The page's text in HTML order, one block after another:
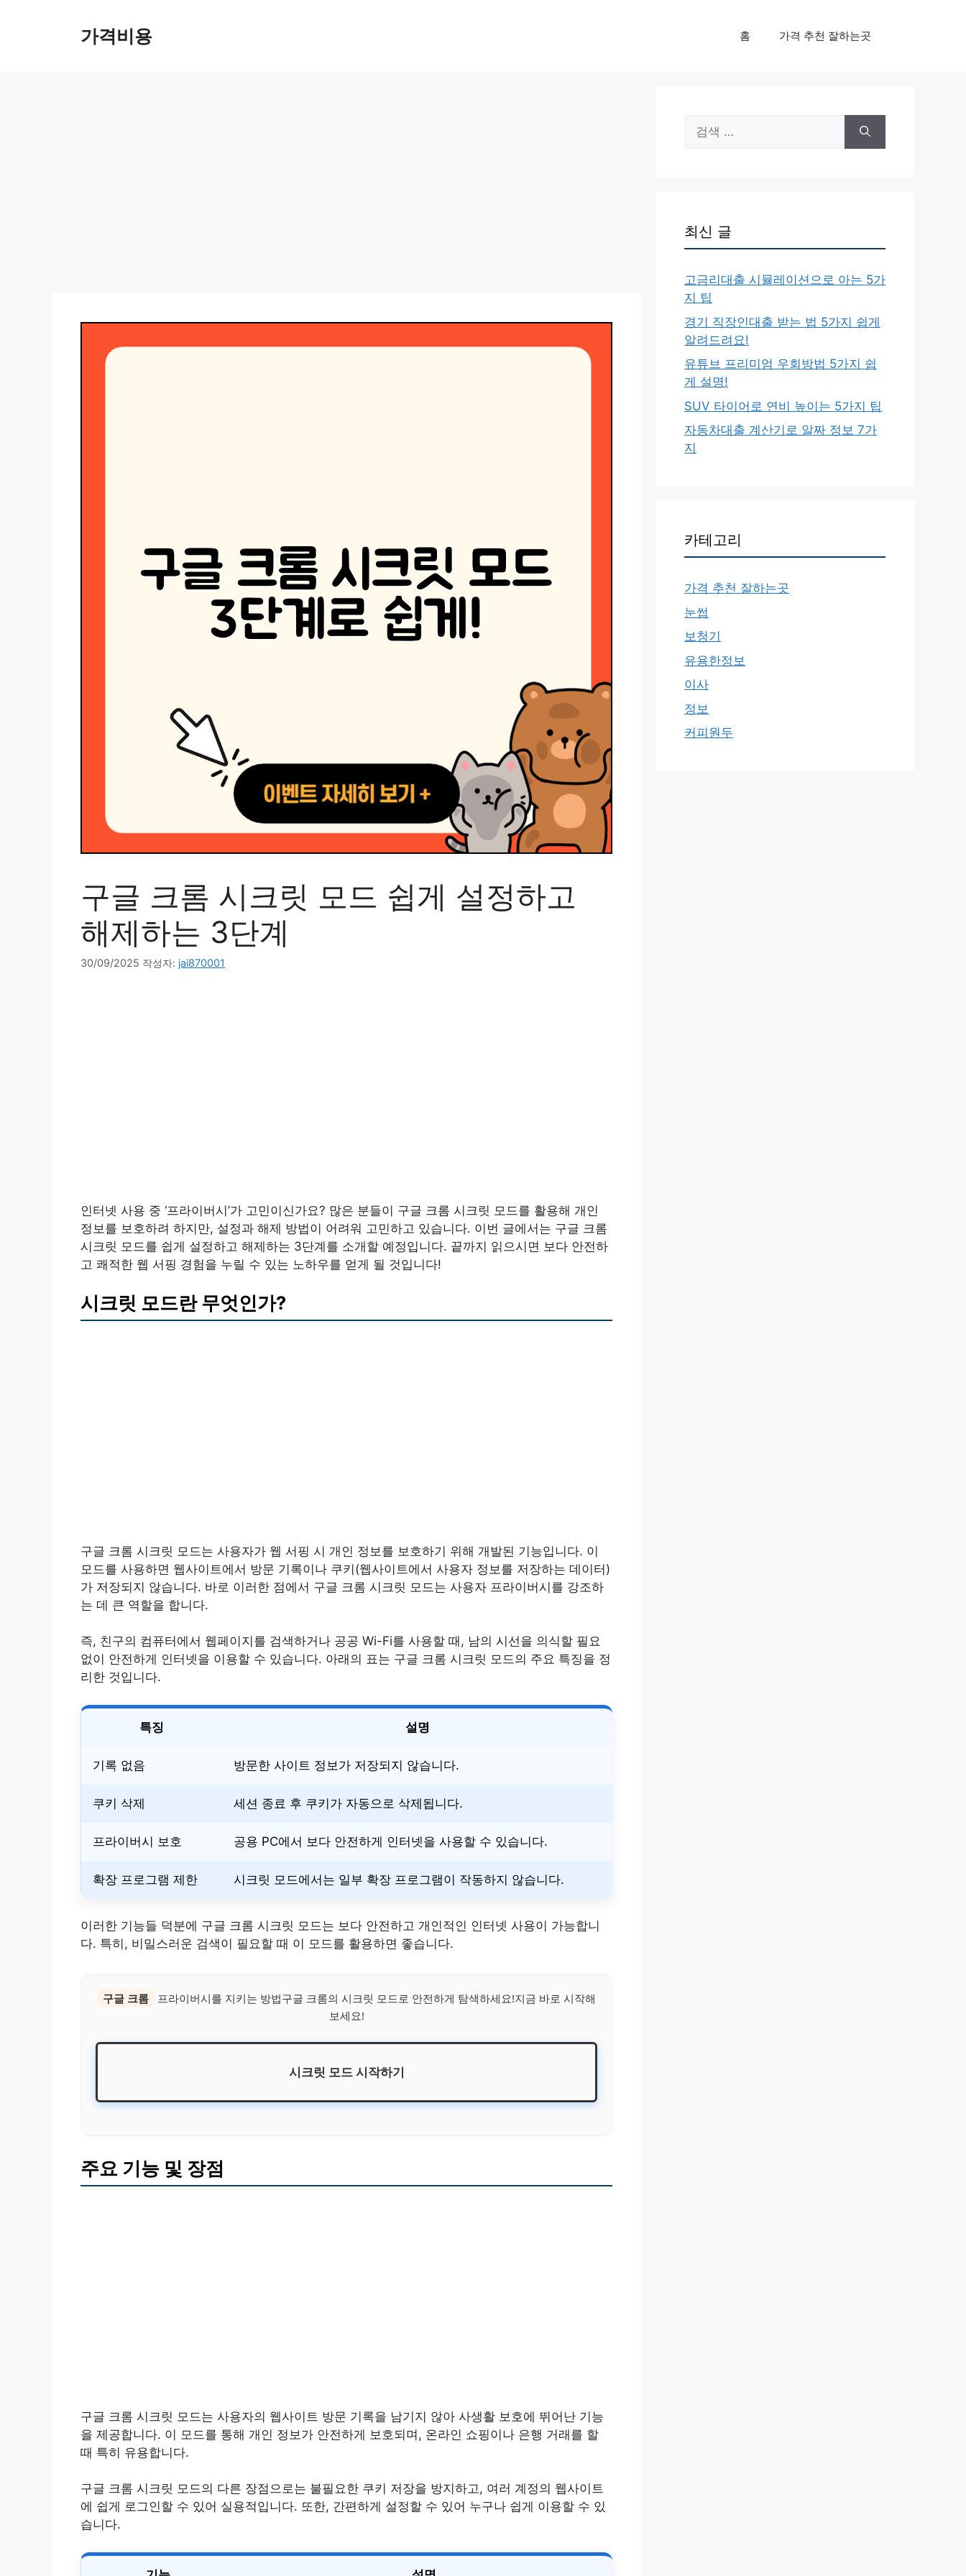
가격비용 홈 가격 추천 잘하는곳
구글 크롬 시크릿 모드 쉽게 설정하고
해제하는 3단계
30/09/2025 작성자: jai870001
인터넷 사용 중 ‘프라이버시’가 고민이신가요? 많은 분들이 구글 크롬 시크릿 모드를 활용해 개인
정보를 보호하려 하지만, 설정과 해제 방법이 어려워 고민하고 있습니다. 이번 글에서는 구글 크롬
시크릿 모드를 쉽게 설정하고 해제하는 3단계를 소개할 예정입니다. 끝까지 읽으시면 보다 안전하
고 쾌적한 웹 서핑 경험을 누릴 수 있는 노하우를 얻게 될 것입니다!
시크릿 모드란 무엇인가?
구글 크롬 시크릿 모드는 사용자가 웹 서핑 시 개인 정보를 보호하기 위해 개발된 기능입니다. 이
모드를 사용하면 웹사이트에서 방문 기록이나 쿠키(웹사이트에서 사용자 정보를 저장하는 데이터)
가 저장되지 않습니다. 바로 이러한 점에서 구글 크롬 시크릿 모드는 사용자 프라이버시를 강조하
는 데 큰 역할을 합니다.
즉, 친구의 컴퓨터에서 웹페이지를 검색하거나 공공 Wi-Fi를 사용할 때, 남의 시선을 의식할 필요
없이 안전하게 인터넷을 이용할 수 있습니다. 아래의 표는 구글 크롬 시크릿 모드의 주요 특징을 정
리한 것입니다.
특징 설명
기록 없음 방문한 사이트 정보가 저장되지 않습니다.
쿠키 삭제 세션 종료 후 쿠키가 자동으로 삭제됩니다.
프라이버시 보호 공용 PC에서 보다 안전하게 인터넷을 사용할 수 있습니다.
확장 프로그램 제한 시크릿 모드에서는 일부 확장 프로그램이 작동하지 않습니다.
이러한 기능들 덕분에 구글 크롬 시크릿 모드는 보다 안전하고 개인적인 인터넷 사용이 가능합니
다. 특히, 비밀스러운 검색이 필요할 때 이 모드를 활용하면 좋습니다.
구글 크롬
프라이버시를 지키는 방법구글 크롬의 시크릿 모드로 안전하게 탐색하세요!지금 바로 시작해
보세요!
시크릿 모드 시작하기
주요 기능 및 장점
구글 크롬 시크릿 모드는 사용자의 웹사이트 방문 기록을 남기지 않아 사생활 보호에 뛰어난 기능
을 제공합니다. 이 모드를 통해 개인 정보가 안전하게 보호되며, 온라인 쇼핑이나 은행 거래를 할
때 특히 유용합니다.
구글 크롬 시크릿 모드의 다른 장점으로는 불필요한 쿠키 저장을 방지하고, 여러 계정의 웹사이트
에 쉽게 로그인할 수 있어 실용적입니다. 또한, 간편하게 설정할 수 있어 누구나 쉽게 이용할 수 있
습니다.
색:
최신 글
고금리대출 시뮬레이션으로 아는 5가
지 팁
경기 직장인대출 받는 법 5가지 쉽게
알려드려요!
유튜브 프리미엄 우회방법 5가지 쉽
게 설명!
SUV 타이어로 연비 높이는 5가지 팁
자동차대출 계산기로 알짜 정보 7가
지
카테고리
가격 추천 잘하는곳
눈썹
보청기
유용한정보
이사
정보
커피원두